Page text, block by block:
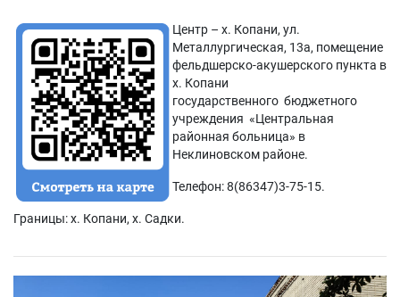
Центр – х. Копани, ул.
Металлургическая, 13а, помещение
фельдшерско-акушерского пункта в
х. Копани
государственного бюджетного
учреждения «Центральная
районная больница» в
Неклиновском районе.
Телефон: 8(86347)3-75-15.
Границы: х. Копани, х. Садки.